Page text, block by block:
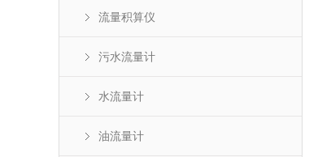
流量积算仪
污水流量计
水流量计
油流量计